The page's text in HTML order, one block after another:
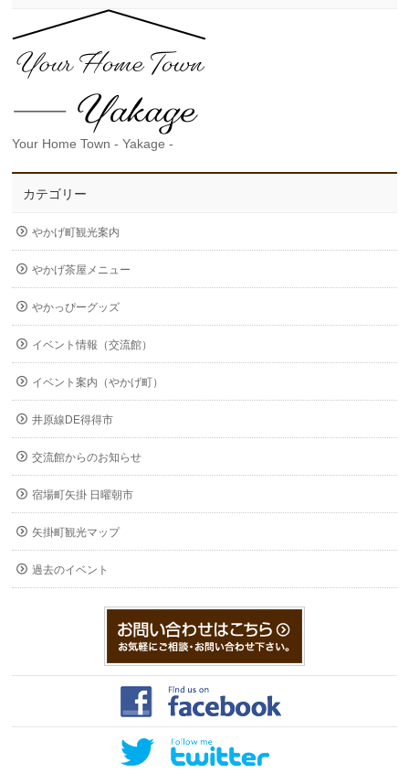
Your Home Town - Yakage -
カテゴリー
やかげ町観光案内
やかげ茶屋メニュー
やかっぴーグッズ
イベント情報（交流館）
イベント案内（やかげ町）
井原線DE得得市
交流館からのお知らせ
宿場町矢掛 日曜朝市
矢掛町観光マップ
過去のイベント